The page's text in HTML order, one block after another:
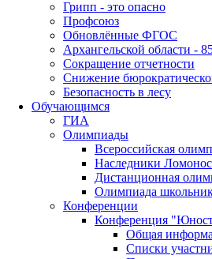
Грипп - это опасно
Профсоюз
Обновлённые ФГОС
Архангельской области -
Сокращение отчетности
Снижение
Безопасность в лесу
Обучающимся
ГИА
Олимпиады
Всероссийская
Наследники
Дистанционная
Олимпиада
Конференции
Конференция
Общая
Списки